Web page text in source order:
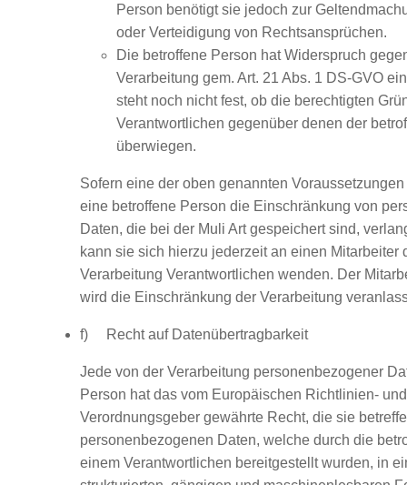
Person benötigt sie jedoch zur
oder Verteidigung von Rechtsansprüchen.
Die betroffene Person hat Widerspruch
Verarbeitung gem. Art. 21 Abs. 1 DS-GVO
steht noch nicht fest, ob die berechtigten
Verantwortlichen gegenüber denen der
überwiegen.
Sofern eine der oben genannten
eine betroffene Person die Einschränkung von
Daten, die bei der Muli Art gespeichert sind,
kann sie sich hierzu jederzeit an einen Mitarbeiter
Verarbeitung Verantwortlichen wenden. Der
wird die Einschränkung der Verarbeitung
f) Recht auf Datenübertragbarkeit
Jede von der Verarbeitung personenbezogener
Person hat das vom Europäischen Richtlinien- und
Verordnungsgeber gewährte Recht, die sie
personenbezogenen Daten, welche durch die
einem Verantwortlichen bereitgestellt wurden, in